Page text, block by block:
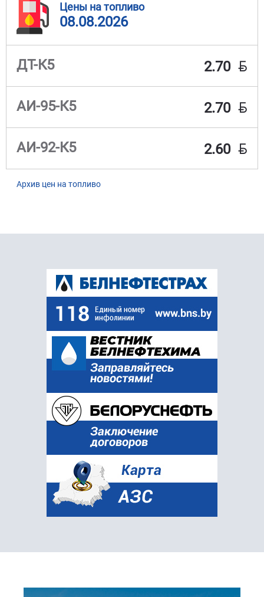
Цены на топливо
08.08.2026
ДТ-К5 2.70 BYN
АИ-95-К5 2.70 BYN
АИ-92-К5 2.60 BYN
Архив цен на топливо